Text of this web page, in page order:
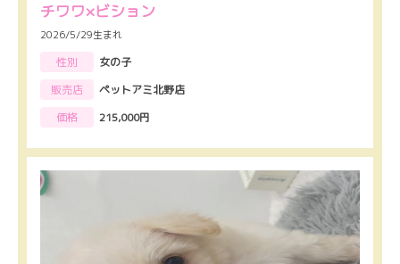
チワワ×ビション
2026/5/29生まれ
性別
女の子
販売店
ペットアミ北野店
価格
215,000円